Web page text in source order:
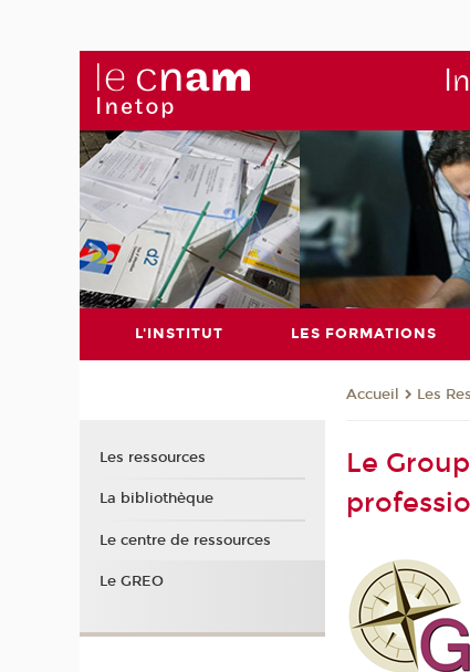
L'INSTITUT LES FORMATIONS
Accueil Les
Le
Les ressources
La bibliothèque
Le centre de ressources
Le GREO